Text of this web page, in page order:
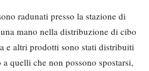
radunati presso la stazione di
mano nella distribuzione di cibo
e altri prodotti sono stati distribuiti
quelli che non possono spostarsi,